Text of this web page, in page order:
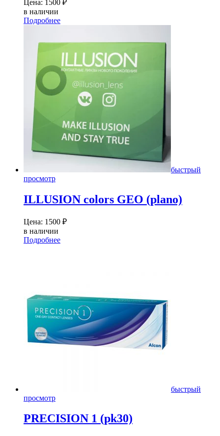
Цена: 1500 ₽
в наличии
Подробнее
быстрый
просмотр
ILLUSION colors GEO (plano)
Цена: 1500 ₽
в наличии
Подробнее
быстрый
просмотр
PRECISION 1 (pk30)